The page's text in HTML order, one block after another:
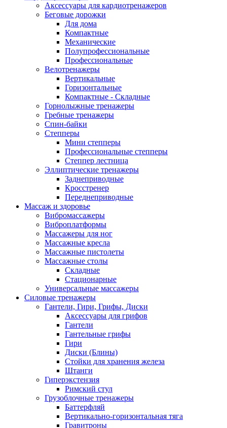
Аксессуары для кардиотренажеров
Беговые дорожки
Для дома
Компактные
Механические
Полупрофессиональные
Профессиональные
Велотренажеры
Вертикальные
Горизонтальные
Компактные - Складные
Горнолыжные тренажеры
Гребные тренажеры
Спин-байки
Степперы
Мини степперы
Профессиональные степперы
Степпер лестница
Эллиптические тренажеры
Заднеприводные
Кросстренер
Переднеприводные
Массаж и здоровье
Вибромассажеры
Виброплатформы
Массажеры для ног
Массажные кресла
Массажные пистолеты
Массажные столы
Складные
Стационарные
Универсальные массажеры
Силовые тренажеры
Гантели, Гири, Грифы, Диски
Аксессуары для грифов
Гантели
Гантельные грифы
Гири
Диски (Блины)
Стойки для хранения железа
Штанги
Гиперэкстензия
Римский стул
Грузоблочные тренажеры
Баттерфляй
Вертикально-горизонтальная тяга
Гравитроны